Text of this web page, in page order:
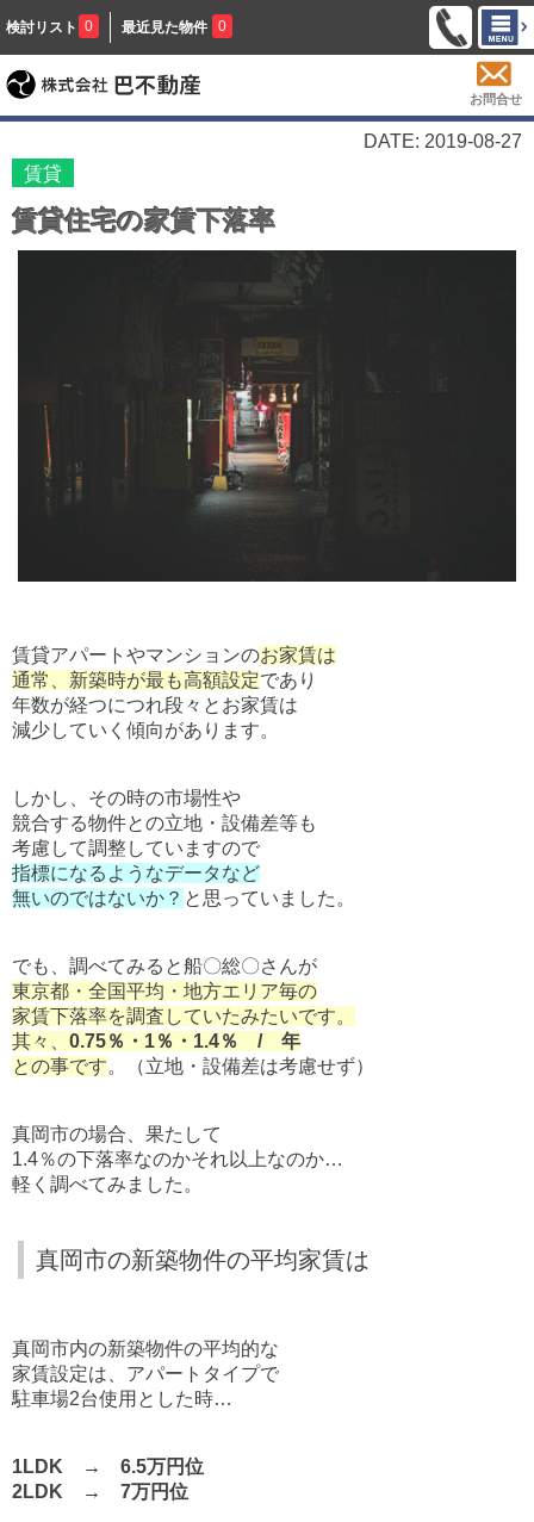
検討リスト 0 最近見た物件 0
お問合せ
DATE: 2019-08-27
賃貸
賃貸住宅の家賃下落率
賃貸アパートやマンションのお家賃は
通常、新築時が最も高額設定であり
年数が経つにつれ段々とお家賃は
減少していく傾向があります。
しかし、その時の市場性や
競合する物件との立地・設備差等も
考慮して調整していますので
指標になるようなデータなど
無いのではないか？ と思っていました。
でも、調べてみると船〇総〇さんが
東京都・全国平均・地方エリア毎の
家賃下落率を調査していたみたいです。
其々、 0.75％・1％・1.4％ / 年
との事です。（立地・設備差は考慮せず）
真岡市の場合、果たして
1.4％の下落率なのかそれ以上なのか…
軽く調べてみました。
真岡市の新築物件の平均家賃は
真岡市内の新築物件の平均的な
家賃設定は、アパートタイプで
駐車場2台使用とした時…
1LDK → 6.5万円位
2LDK → 7万円位